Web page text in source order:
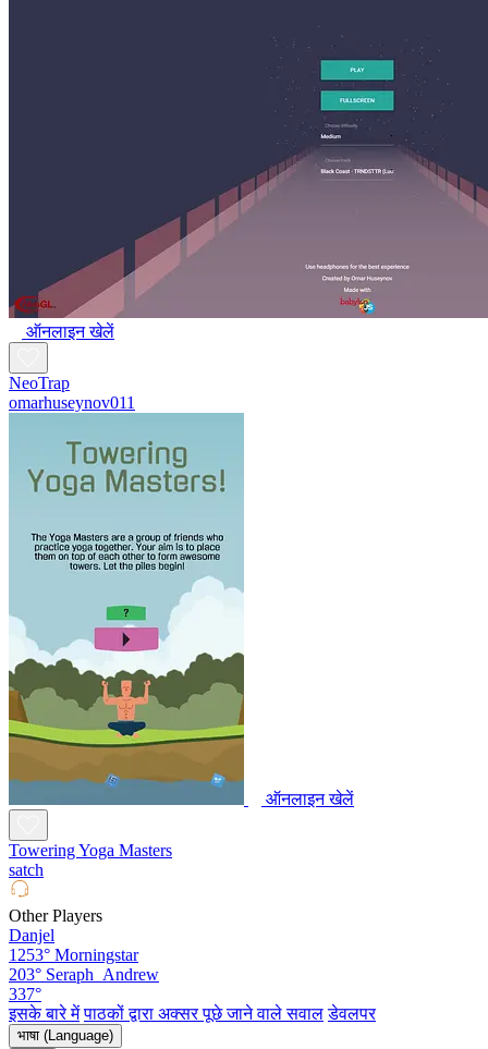
ऑनलाइन खेलें
NeoTrap
omarhuseynov011
ऑनलाइन खेलें
Towering Yoga Masters
satch
Other Players
Danjel
1253° Morningstar
203° Seraph_Andrew
337°
इसके बारे में पाठकों द्वारा अक्सर पूछे जाने वाले सवाल डेवलपर
भाषा (Language)